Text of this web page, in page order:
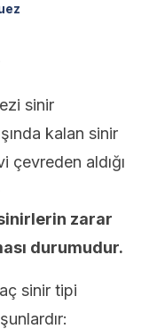
sinir
kalan sinir
çevreden aldığı
zarar
durumudur.
sinir tipi